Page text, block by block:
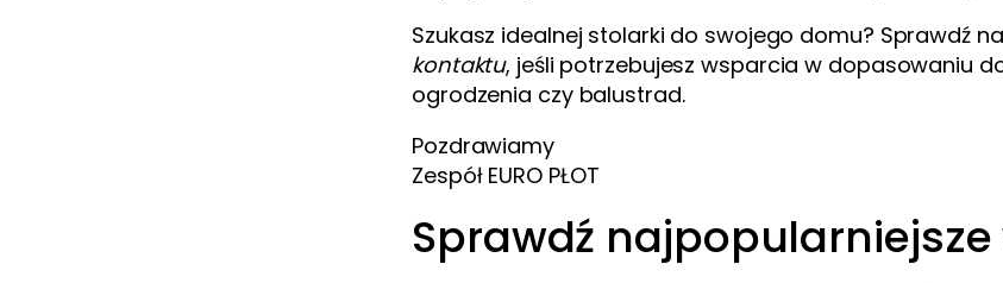
Szukasz idealnej stolarki do swojego domu? Sprawdź
kontaktu, jeśli potrzebujesz wsparcia w dopasowaniu
ogrodzenia czy balustrad.
Pozdrawiamy
Zespół EURO PŁOT
Sprawdź